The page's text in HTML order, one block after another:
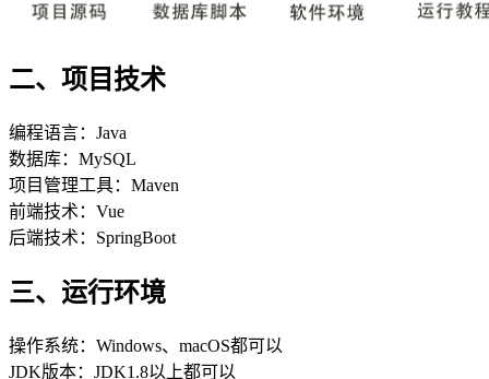
二、项目技术
编程语言：Java
数据库：MySQL
项目管理工具：Maven
前端技术：Vue
后端技术：SpringBoot
三、运行环境
操作系统：Windows、macOS都可以
JDK版本：JDK1.8以上都可以